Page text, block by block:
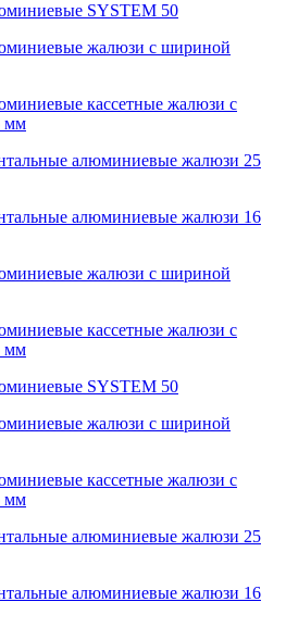
SYSTEM 50
жалюзи с шириной
кассетные жалюзи с
мм
алюминиевые жалюзи 25
алюминиевые жалюзи 16
жалюзи с шириной
кассетные жалюзи с
мм
SYSTEM 50
жалюзи с шириной
кассетные жалюзи с
мм
алюминиевые жалюзи 25
алюминиевые жалюзи 16